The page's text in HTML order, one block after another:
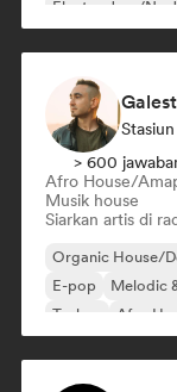
Electro Jazz/Nu
> 600
Afro House/
Musik house
Siarkan artis di
Organic House/
E-pop
Melodic
Techno
Afro